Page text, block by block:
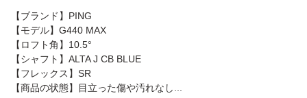
【ブランド】PING
【モデル】G440 MAX
【ロフト角】10.5°
【シャフト】ALTA J CB BLUE
【フレックス】SR
【商品の状態】目立った傷や汚れなし...